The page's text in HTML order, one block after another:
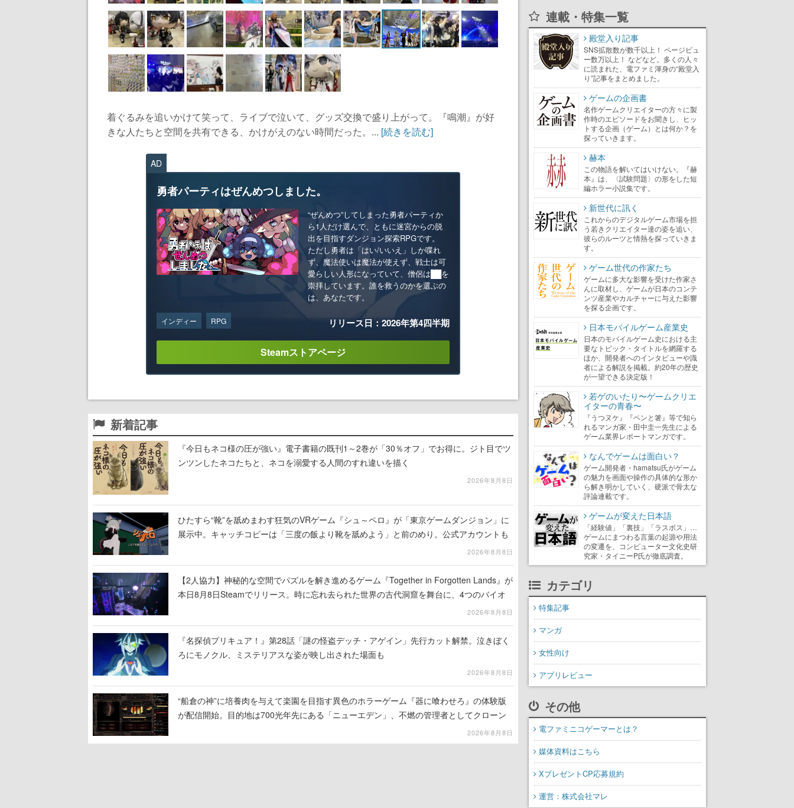
着ぐるみを追いかけて笑って、ライブで泣いて、グッズ交換で盛り上がって。『鳴潮』が好
きな人たちと空間を共有できる、かけがえのない時間だった。... [続きを読む]
AD
勇者パーティはぜんめつしました。
“ぜんめつ”してしまった勇者パーティか
ら1人だけ選んで、ともに迷宮からの脱
出を目指すダンジョン探索RPGです。
ただし勇者は「はい/いいえ」しか喋れ
ず、魔法使いは魔法が使えず、戦士は可
愛らしい人形になっていて、僧侶は██を
崇拝しています。誰を救うのかを選ぶの
は、あなたです。
インディー RPG リリース日：2026年第4四半期
Steamストアページ
新着記事
『今日もネコ様の圧が強い』電子書籍の既刊1～2巻が「30％オフ」でお得に。ジト目でツ
ンツンしたネコたちと、ネコを溺愛する人間のすれ違いを描く
2026年8月8日
ひたすら“靴”を舐めまわす狂気のVRゲーム『シュ～ペロ』が「東京ゲームダンジョン」に
展示中。キャッチコピーは「三度の飯より靴を舐めよう」と前のめり。公式アカウントも
2026年8月8日
【2人協力】神秘的な空間でパズルを解き進めるゲーム『Together in Forgotten Lands』が
本日8月8日Steamでリリース。時に忘れ去られた世界の古代洞窟を舞台に、4つのバイオ
2026年8月8日
『名探偵プリキュア！』第28話「謎の怪盗デッチ・アゲイン」先行カット解禁。泣きぼく
ろにモノクル、ミステリアスな姿が映し出された場面も
2026年8月8日
“船倉の神”に培養肉を与えて楽園を目指す異色のホラーゲーム『器に喰わせろ』の体験版
が配信開始。目的地は700光年先にある「ニューエデン」、不燃の管理者としてクローン
2026年8月8日
連載・特集一覧
殿堂入り記事
SNS拡散数が数千以上！ ページビュ
ー数万以上！ などなど。多くの人々
に読まれた、電ファミ渾身の“殿堂入
り”記事をまとめました。
ゲームの企画書
名作ゲームクリエイターの方々に製
作時のエピソードをお聞きし、ヒッ
トする企画（ゲーム）とは何か？を
探っていきます。
赫本
この物語を解いてはいけない。『赫
本』は、〈試験問題〉の形をした短
編ホラー小説集です。
新世代に訊く
これからのデジタルゲーム市場を担
う若きクリエイター達の姿を追い、
彼らのルーツと情熱を探っていきま
す。
ゲーム世代の作家たち
ゲームに多大な影響を受けた作家さ
んに取材し、ゲームが日本のコンテ
ンツ産業やカルチャーに与えた影響
を探る企画です。
日本モバイルゲーム産業史
日本のモバイルゲーム史における主
要なトピック・タイトルを網羅する
ほか、開発者へのインタビューや識
者による解説を掲載。約20年の歴史
が一望できる決定版！
若ゲのいたり〜ゲームクリエ
イターの青春〜
『うつヌケ』『ペンと箸』等で知ら
れるマンガ家・田中圭一先生による
ゲーム業界レポートマンガです。
なんでゲームは面白い？
ゲーム開発者・hamatsu氏がゲーム
の魅力を画面や操作の具体的な形か
ら解き明かしていく、硬派で骨太な
評論連載です。
ゲームが変えた日本語
「経験値」「裏技」「ラスボス」…
ゲームにまつわる言葉の起源や用法
の変遷を、コンピューター文化史研
究家・タイニーP氏が徹底調査。
カテゴリ
特集記事
マンガ
女性向け
アプリレビュー
その他
電ファミニコゲーマーとは？
媒体資料はこちら
XプレゼントCP応募規約
運営：株式会社マレ